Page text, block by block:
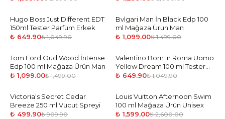
-38 %
Hugo Boss Just Different EDT
150ml Tester Parfüm Erkek
₺ 649.90₺ 1,049.90
-27%
Bvlgari Man İn Black Edp 100
ml Mağaza Ürün Man
₺ 1,099.00₺ 1,499.00
-27%
Tom Ford Oud Wood İntense
Edp 100 ml Mağaza Ürün Man
₺ 1,099.00₺ 1,499.00
-38%
Valentino Born In Roma Uomo
Yellow Dream 100 ml Tester
Parfüm Erkek
₺ 649.90₺ 1,049.90
-45%
Victoria's Secret Cedar
Breeze 250 ml Vücut Spreyi
₺ 499.90₺ 909.90
-39%
Louis Vuitton Afternoon Swim
100 ml Mağaza Ürün Unisex
₺ 1,599.00₺ 2,600.00